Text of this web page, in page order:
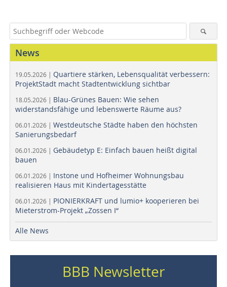
News
19.05.2026 | Quartiere stärken, Lebensqualität verbessern:
ProjektStadt macht Stadtentwicklung sichtbar
18.05.2026 | Blau-Grünes Bauen: Wie sehen
widerstandsfähige und lebenswerte Räume aus?
06.01.2026 | Westdeutsche Städte haben den höchsten
Sanierungsbedarf
06.01.2026 | Gebäudetyp E: Einfach bauen heißt digital
bauen
06.01.2026 | Instone und Hofheimer Wohnungsbau
realisieren Haus mit Kindertagesstätte
06.01.2026 | PIONIERKRAFT und lumio+ kooperieren bei
Mieterstrom-Projekt „Zossen I“
Alle News
BBB Newsletter